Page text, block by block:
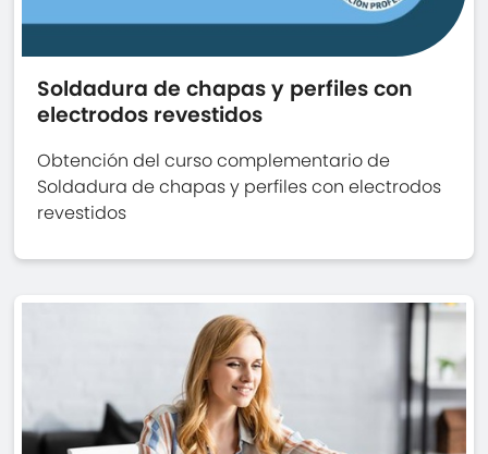
Soldadura de chapas y perfiles con
electrodos revestidos
Obtención del curso complementario de
Soldadura de chapas y perfiles con electrodos
revestidos